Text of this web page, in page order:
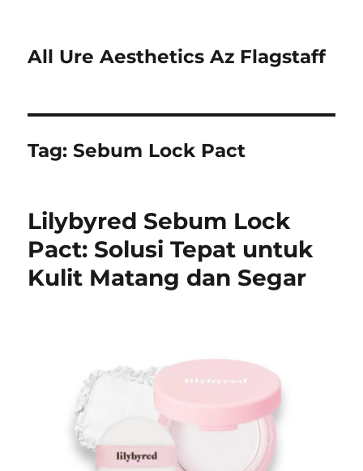
All Ure Aesthetics Az Flagstaff
Tag:Sebum Lock Pact
Lilybyred Sebum Lock
Pact: Solusi Tepat untuk
Kulit Matang dan Segar